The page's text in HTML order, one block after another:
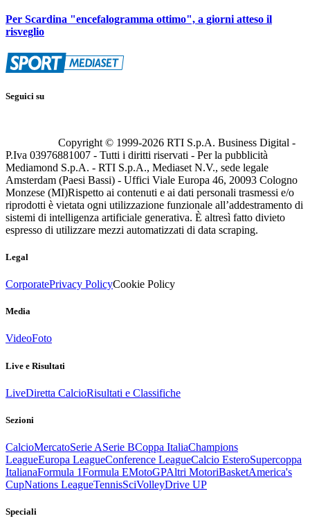
Per Scardina "encefalogramma ottimo", a giorni atteso il
risveglio
Seguici su
Copyright © 1999-2026 RTI S.p.A. Business Digital -
P.Iva 03976881007 - Tutti i diritti riservati - Per la pubblicità
Mediamond S.p.A. - RTI S.p.A., Mediaset N.V., sede legale
Amsterdam (Paesi Bassi) - Uffici Viale Europa 46, 20093 Cologno
Monzese (MI)Rispetto ai contenuti e ai dati personali trasmessi e/o
riprodotti è vietata ogni utilizzazione funzionale all’addestramento di
sistemi di intelligenza artificiale generativa. È altresì fatto divieto
espresso di utilizzare mezzi automatizzati di data scraping.
Legal
CorporatePrivacy PolicyCookie Policy
Media
VideoFoto
Live e Risultati
LiveDiretta CalcioRisultati e Classifiche
Sezioni
CalcioMercatoSerie ASerie BCoppa ItaliaChampions
LeagueEuropa LeagueConference LeagueCalcio EsteroSupercoppa
ItalianaFormula 1Formula EMotoGPAltri MotoriBasketAmerica's
CupNations LeagueTennisSciVolleyDrive UP
Speciali